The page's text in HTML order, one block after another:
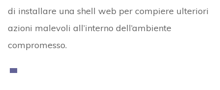
di installare una shell web per compiere ulteriori
azioni malevoli all’interno dell’ambiente
compromesso.